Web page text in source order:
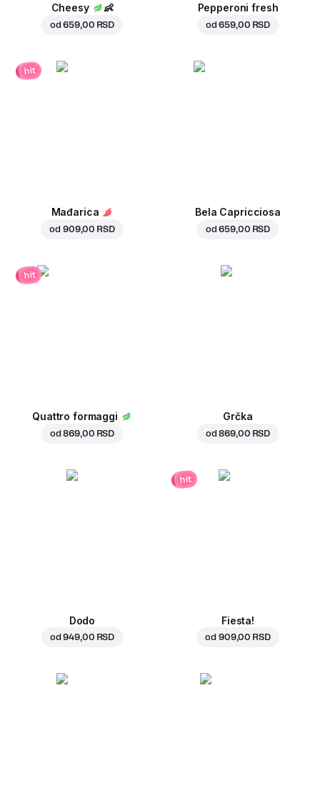
Cheesy 👶
od659,00 RSD
Pepperoni fresh
od659,00 RSD
hit
Mađarica
od 909,00 RSD
Bela Capricciosa
od659,00 RSD
hit
Quattro formaggi
od869,00 RSD
Grčka
od869,00 RSD
Dodo
od949,00 RSD
hit
Fiesta!
od 909,00 RSD